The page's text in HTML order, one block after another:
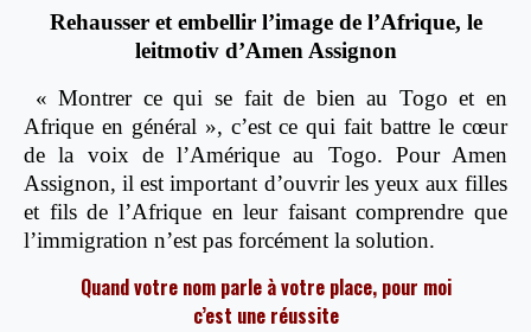
Rehausser et embellir l’image de l’Afrique, le
leitmotiv d’Amen Assignon
« Montrer ce qui se fait de bien au Togo et en
Afrique en général », c’est ce qui fait battre le cœur
de la voix de l’Amérique au Togo. Pour Amen
Assignon, il est important d’ouvrir les yeux aux filles
et fils de l’Afrique en leur faisant comprendre que
l’immigration n’est pas forcément la solution.
Quand votre nom parle à votre place, pour moi
c’est une réussite